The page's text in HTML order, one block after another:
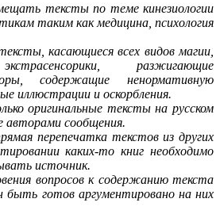
тексты по теме кинезиологии
таким как медицина, психология
касающиеся всех видов магии,
разжигающие
содержащие ненормативную
иллюстрации и оскорбления.
оригинальные тексты на русском
авторами сообщения.
перепечатка текстов из других
каких-то книг необходимо
источник.
вопросов к содержанию текста
быть готов аргументировано на них